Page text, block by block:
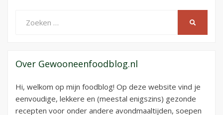
naar:
Over Gewooneenfoodblog.nl
Hi, welkom op mijn foodblog! Op deze website vind je
eenvoudige, lekkere en (meestal enigszins) gezonde
recepten voor onder andere avondmaaltijden, soepen